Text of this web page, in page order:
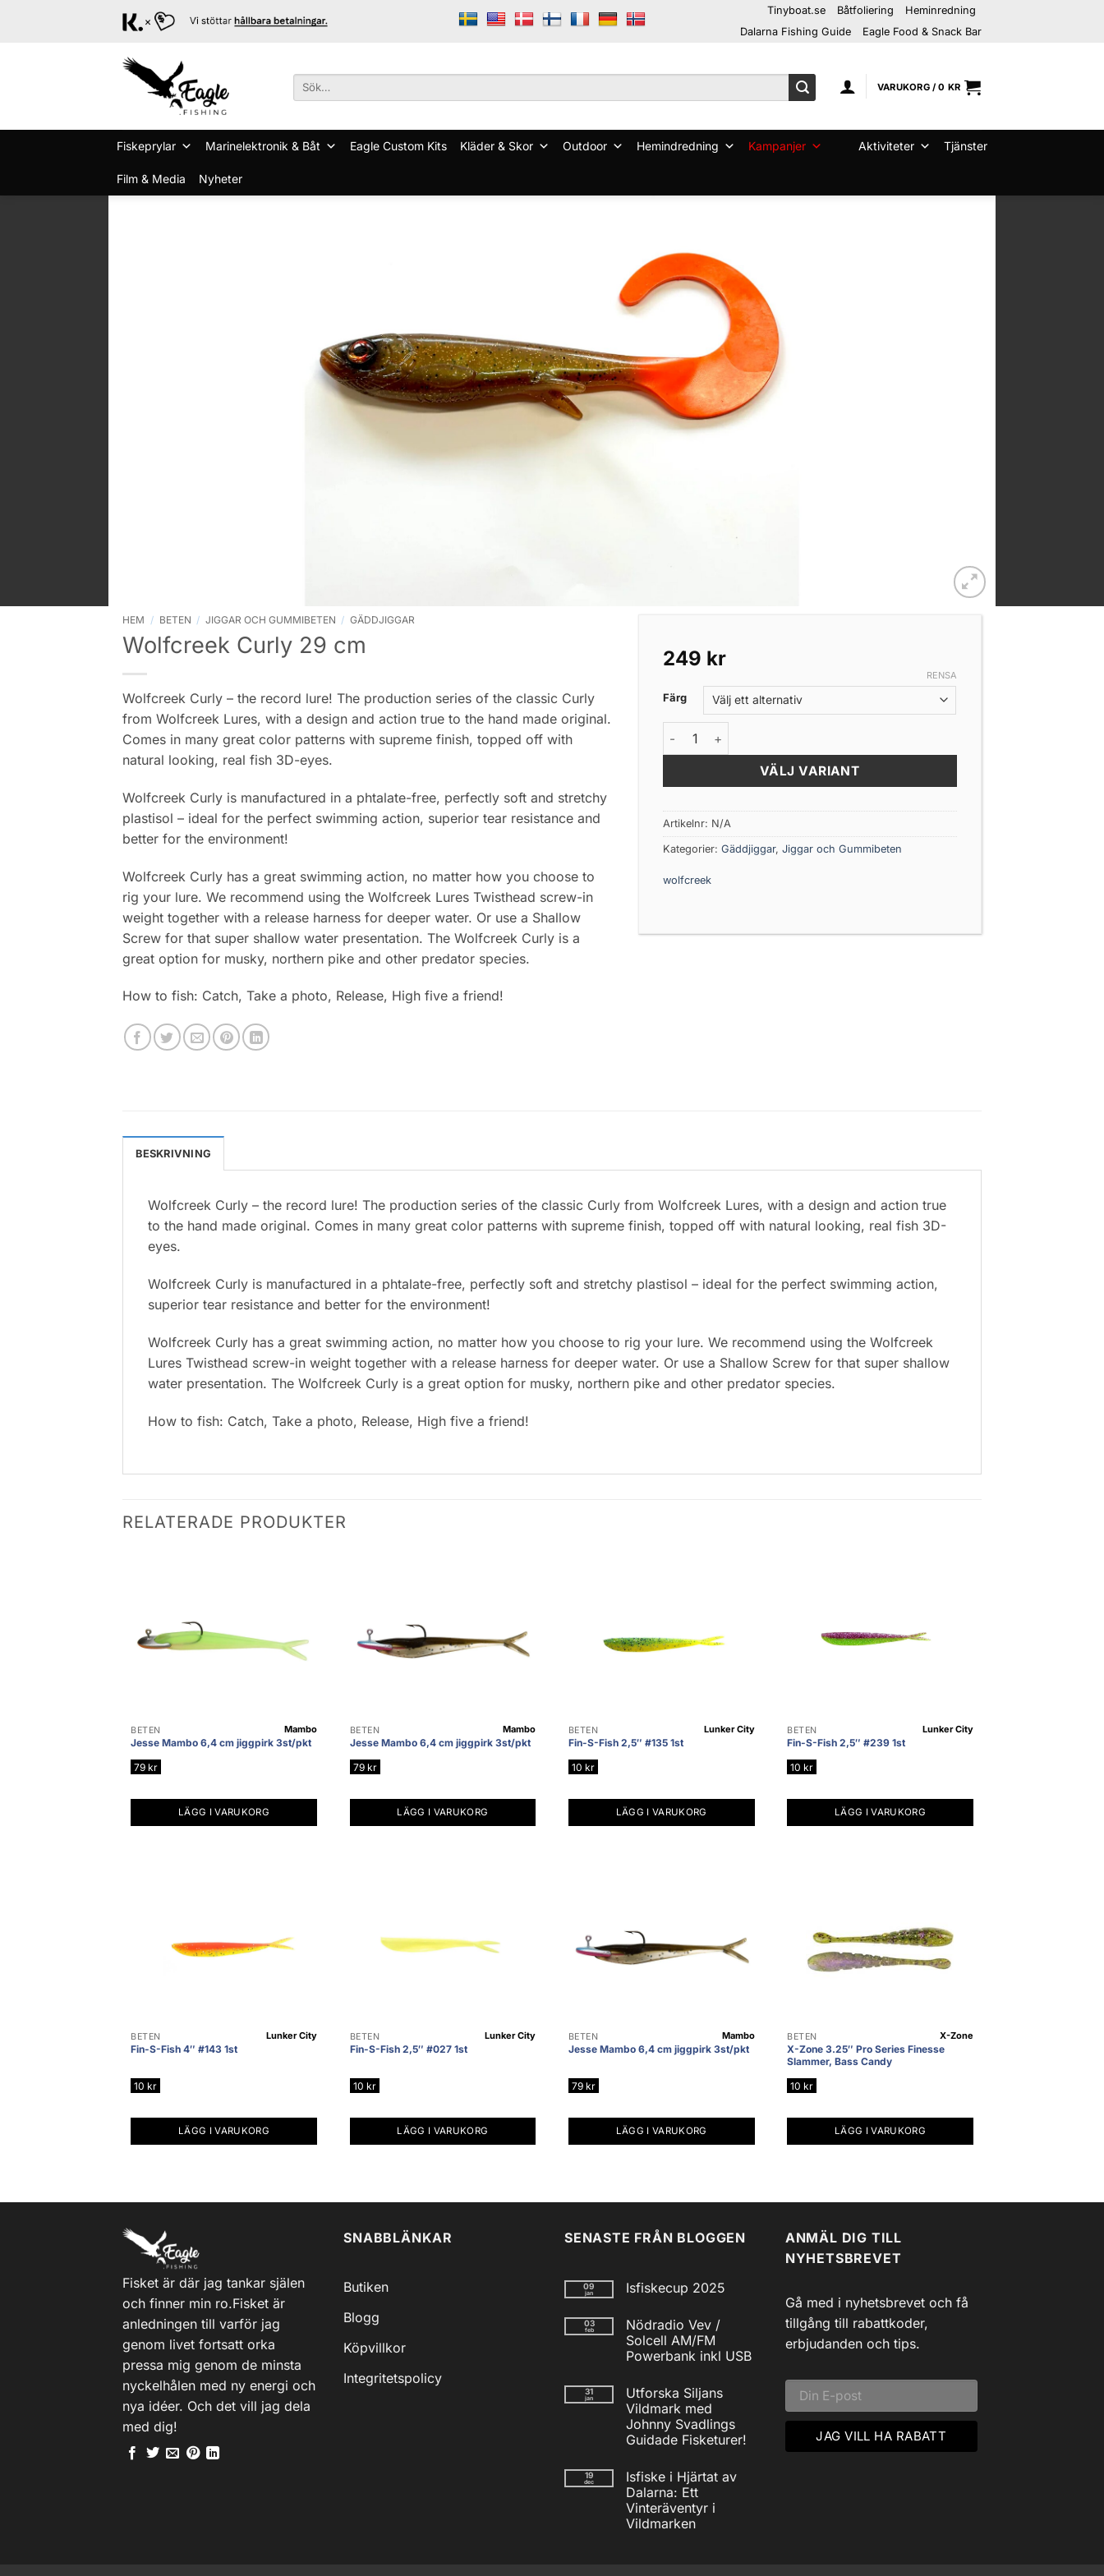
Tinyboat.se Båtfoliering
Heminredning
Dalarna Fishing Guide
Eagle Food & Snack Bar
Sök
VARUKORG /0 KR
Fiskeprylar Marinelektronik & Båt Eagle Custom Kits Kläder & Skor Outdoor Hemindredning Kampanjer Aktiviteter Tjänster
Film & Media Nyheter
HEM / BETEN / JIGGAR OCH GUMMIBETEN / GÄDDJIGGAR
Wolfcreek Curly 29 cm
Wolfcreek Curly – the record lure! The production series of the classic Curly
from Wolfcreek Lures, with a design and action true to the hand made original.
Comes in many great color patterns with supreme finish, topped off with
natural looking, real fish 3D-eyes.
Wolfcreek Curly is manufactured in a phtalate-free, perfectly soft and stretchy
plastisol – ideal for the perfect swimming action, superior tear resistance and
better for the environment!
Wolfcreek Curly has a great swimming action, no matter how you choose to
rig your lure. We recommend using the Wolfcreek Lures Twisthead screw-in
weight together with a release harness for deeper water. Or use a Shallow
Screw for that super shallow water presentation. The Wolfcreek Curly is a
great option for musky, northern pike and other predator species.
How to fish: Catch, Take a photo, Release, High five a friend!
249 kr
Färg
RENSA
Wolfcreek Curly 29 cm mängd
VÄLJ VARIANT
Artikelnr: N/A
Kategorier: Gäddjiggar, Jiggar och Gummibeten
wolfcreek
BESKRIVNING
Wolfcreek Curly – the record lure! The production series of the classic Curly from Wolfcreek Lures, with a design and action true
to the hand made original. Comes in many great color patterns with supreme finish, topped off with natural looking, real fish 3D-
eyes.
Wolfcreek Curly is manufactured in a phtalate-free, perfectly soft and stretchy plastisol – ideal for the perfect swimming action,
superior tear resistance and better for the environment!
Wolfcreek Curly has a great swimming action, no matter how you choose to rig your lure. We recommend using the Wolfcreek
Lures Twisthead screw-in weight together with a release harness for deeper water. Or use a Shallow Screw for that super shallow
water presentation. The Wolfcreek Curly is a great option for musky, northern pike and other predator species.
How to fish: Catch, Take a photo, Release, High five a friend!
RELATERADE PRODUKTER
BETEN
Jesse Mambo 6,4 cm jiggpirk 3st/pkt
Mambo
79 kr
LÄGG I VARUKORG
BETEN
Jesse Mambo 6,4 cm jiggpirk 3st/pkt
Mambo
79 kr
LÄGG I VARUKORG
BETEN
Fin-S-Fish 2,5″ #135 1st
Lunker City
10 kr
LÄGG I VARUKORG
BETEN
Fin-S-Fish 2,5″ #239 1st
Lunker City
10 kr
LÄGG I VARUKORG
BETEN
Fin-S-Fish 4″ #143 1st
Lunker City
10 kr
LÄGG I VARUKORG
BETEN
Fin-S-Fish 2,5″ #027 1st
Lunker City
10 kr
LÄGG I VARUKORG
BETEN
Jesse Mambo 6,4 cm jiggpirk 3st/pkt
Mambo
79 kr
LÄGG I VARUKORG
BETEN
X-Zone 3.25″ Pro Series Finesse
Slammer, Bass Candy
X-Zone
10 kr
LÄGG I VARUKORG
Fisket är där jag tankar själen
och finner min ro.Fisket är
anledningen till varför jag
genom livet fortsatt orka
pressa mig genom de minsta
nyckelhålen med ny energi och
nya idéer. Och det vill jag dela
med dig!
SNABBLÄNKAR
Butiken
Blogg
Köpvillkor
Integritetspolicy
SENASTE FRÅN BLOGGEN
09
jan Isfiskecup 2025
till
Isfiskecup
2025
03
feb
Nödradio Vev /
Solcell AM/FM
Powerbank inkl USB
till
Nödradio
Vev
/
Solcell
AM/FM
inkl
USB
31
jan
Utforska Siljans
Vildmark med
Johnny Svadlings
Guidade Fisketurer!
till
Utforska
Siljans
Vildmark
med
Johnny
19
dec
Isfiske i Hjärtat av
Dalarna: Ett
Vinteräventyr i
Vildmarken
ANMÄL DIG TILL
NYHETSBREVET
Gå med i nyhetsbrevet och få
tillgång till rabattkoder,
erbjudanden och tips.